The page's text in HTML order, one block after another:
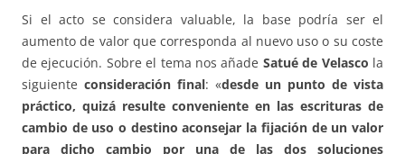
Si el acto se considera valuable, la base podría ser el
aumento de valor que corresponda al nuevo uso o su coste
de ejecución. Sobre el tema nos añade Satué de Velasco la
siguiente consideración final: «desde un punto de vista
práctico, quizá resulte conveniente en las escrituras de
cambio de uso o destino aconsejar la fijación de un valor
para dicho cambio por una de las dos soluciones